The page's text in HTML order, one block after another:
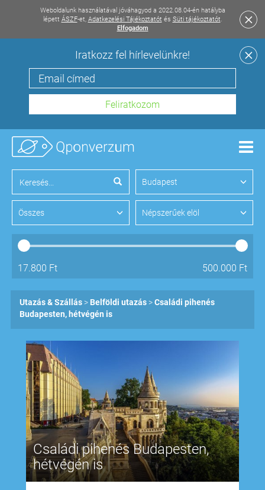
Weboldalunk használatával jóváhagyod a 2022.08.04-én hatályba
lépett ÁSZF-et, Adatkezelési Tájékoztatót és Süti tájékoztatót.
Elfogadom
Iratkozz fel hírlevelünkre!
Budapest
Összes Népszerűek elöl
17.800 Ft 500.000 Ft
Utazás & Szállás Belföldi utazás
Családi pihenés
Budapesten, hétvégén is
Családi pihenés Budapesten,
hétvégén is